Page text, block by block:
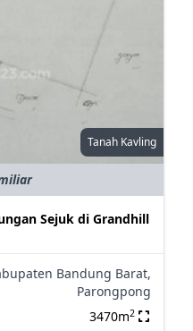
Tanah Kavling
Sejuk di Grandhill
Bandung Barat,
Parongpong
3470m2